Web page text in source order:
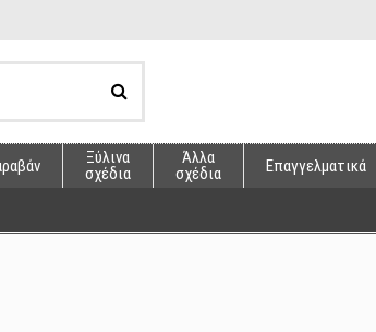
Ξύλινα
σχέδια
Άλλα
σχέδια
Επαγγελματικά